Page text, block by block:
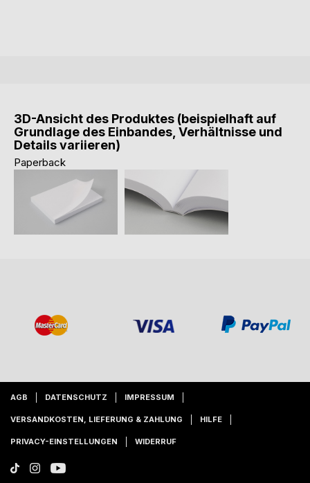
3D-Ansicht des Produktes (beispielhaft auf
Grundlage des Einbandes, Verhältnisse und
Details variieren)
Paperback
AGB DATENSCHUTZ IMPRESSUM
VERSANDKOSTEN, LIEFERUNG & ZAHLUNG HILFE
PRIVACY-EINSTELLUNGEN WIDERRUF